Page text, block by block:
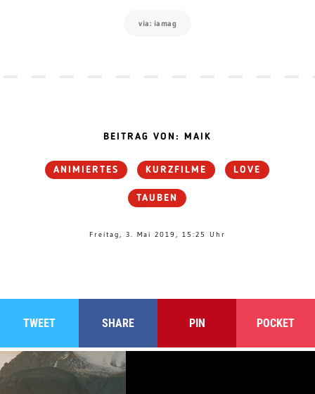
via: iamag
BEITRAG VON: MAIK
ANIMIERTES KURZFILME LOVE
TAUBEN
Freitag, 3. Mai 2019, 15:25 Uhr
TWEET SHARE PIN POCKET